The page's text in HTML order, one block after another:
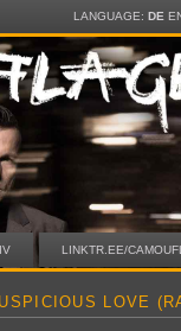
LANGUAGE: DE
LINKTR.EE/
LOVE